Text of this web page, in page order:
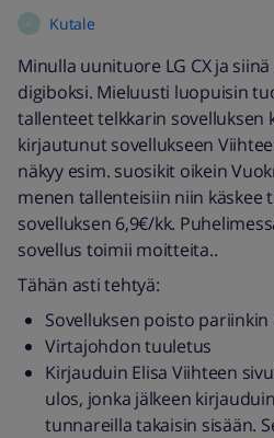
Kutale
Minulla uunituore LG CX ja
digiboksi. Mieluusti luopuisin
tallenteet telkkarin sovelluksen
kirjautunut sovellukseen
näkyy esim. suosikit oikein
menen tallenteisiin niin käskee
sovelluksen 6,9€/kk.
sovellus toimii moitteita..
Tähän asti tehtyä:
Sovelluksen poisto
Virtajohdon tuuletus
Kirjauduin Elisa Viihteen
ulos, jonka jälkeen
tunnareilla takaisin sisään.